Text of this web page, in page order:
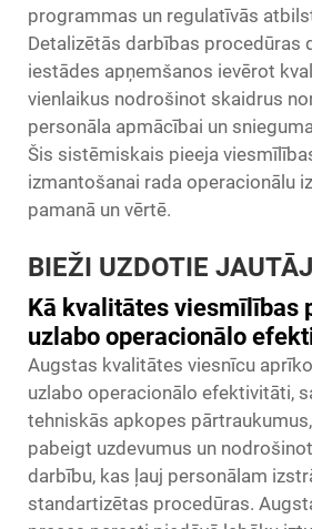
programmas un regulatīvās
Detalizētās darbības procedūras
iestādes apņemšanos ievērot
vienlaikus nodrošinot skaidrus
personāla apmācībai un
Šis sistēmiskais pieeja
izmantošanai rada operacionālu
pamanā un vērtē.
BIEŽI UZDOTIE
Kā kvalitātes viesmīlības
uzlabo operacionālo
Augstas kvalitātes viesnīcu
uzlabo operacionālo efektivitāti,
tehniskās apkopes
pabeigt uzdevumus un
darbību, kas ļauj personālam
standartizētas procedūras.